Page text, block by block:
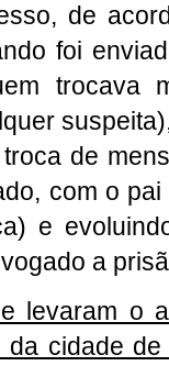
de
foi
trocava
de
com o
e
a
levaram o
cidade